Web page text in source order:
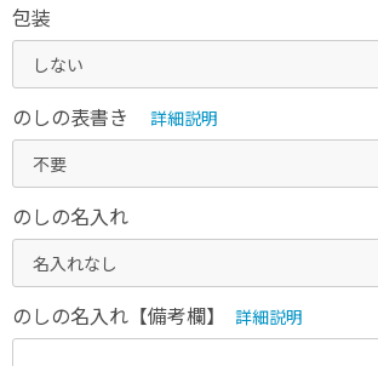
包装
のしの表書き 詳細説明
のしの名入れ
のしの名入れ【備考欄】 詳細説明